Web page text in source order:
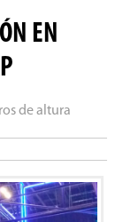
EN
de altura